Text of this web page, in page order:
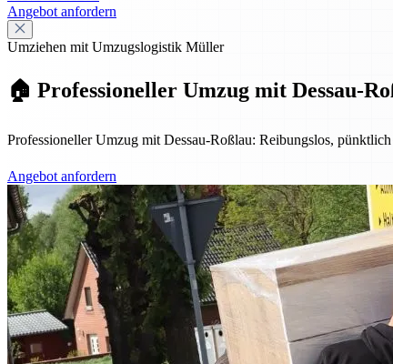
Angebot anfordern
Umziehen mit Umzugslogistik Müller
🏠 Professioneller Umzug mit Dessau-
Professioneller Umzug mit Dessau-Roßlau: Reibungslos,
Angebot anfordern